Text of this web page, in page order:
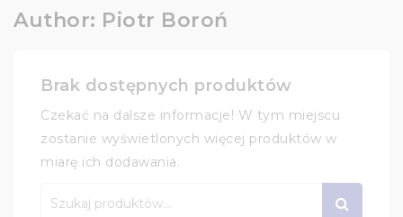
Author: Piotr Boroń
Brak dostępnych produktów
Czekać na dalsze informacje! W tym miejscu
zostanie wyświetlonych więcej produktów w
miarę ich dodawania.